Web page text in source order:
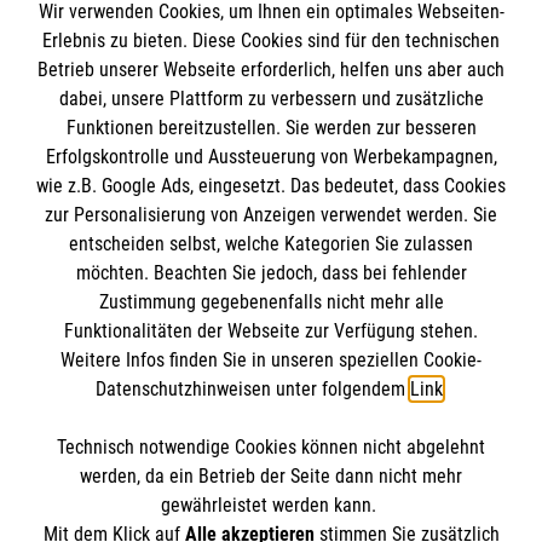
Wir organisieren die Erstausbildung,
stellen Materialien bereit und beraten bei
der Integration in den Schulalltag.
Begleitung & Weiterentwicklung
Wir bieten kontinuierliche Betreuung,
Fortbildungen und Austauschformate.
Ihre Vorteile
Förderung von Schlüsselkompetenzen wie
Teamarbeit, Verantwortung und
Entlastung im Schulalltag durch
verlässliche Ersthelfende
Positive Außenwirkung Ihrer Schule durch
Aktuell befindet sich der nächste Kurs in der
Vorplanung.
Wenn Sie Interesse an der Ausbildung und
eine Mitarbeit haben, setzen Sie sich bitte
mit uns in Verbindung!
(*) Bitte beachten Sie, dass Sie in diesem Falle
eine Kursgebühr in Höhe von 300,- € zahlen.
Bei nach einer entsprechenden Mitarbeit im
Ehrenamt des Malteser Hilfsdienst e.V. wird
die Kursgebühr erstattet. Für Rückfragen steht
Ihnen unsere Leiterin Ausbildung, Frau Windel,
zur Verfügung.
Impressum
Datenschutz
Barrierefreiheit
Kontakt
Die Malteser
Malteser in Deutschland
Malteserorden
Sharepoint
MPG Ansprechpartner
Den Beauftragten für Medizinproduktesicherheit
im Malteser Rettungsdienst und den
Einsatzdiensten der Malteser können Sie
kontaktieren.
Spendenkonto
IBAN: DE07370601201201209281
BIC: GENODED1PA7
So finden Sie uns
Wir verwenden Cookies, um Ihnen ein optimales Webseiten-
Erlebnis zu bieten. Diese Cookies sind für den technischen
Betrieb unserer Webseite erforderlich, helfen uns aber auch
dabei, unsere Plattform zu verbessern und zusätzliche
Funktionen bereitzustellen. Sie werden zur besseren
Erfolgskontrolle und Aussteuerung von Werbekampagnen,
wie z.B. Google Ads, eingesetzt. Das bedeutet, dass Cookies
zur Personalisierung von Anzeigen verwendet werden. Sie
entscheiden selbst, welche Kategorien Sie zulassen
möchten. Beachten Sie jedoch, dass bei fehlender
Zustimmung gegebenenfalls nicht mehr alle
Funktionalitäten der Webseite zur Verfügung stehen.
Weitere Infos finden Sie in unseren speziellen Cookie-
Datenschutzhinweisen unter folgendem Link.
Technisch notwendige Cookies können nicht abgelehnt
werden, da ein Betrieb der Seite dann nicht mehr
gewährleistet werden kann.
Mit dem Klick auf Alle akzeptierenstimmen Sie zusätzlich